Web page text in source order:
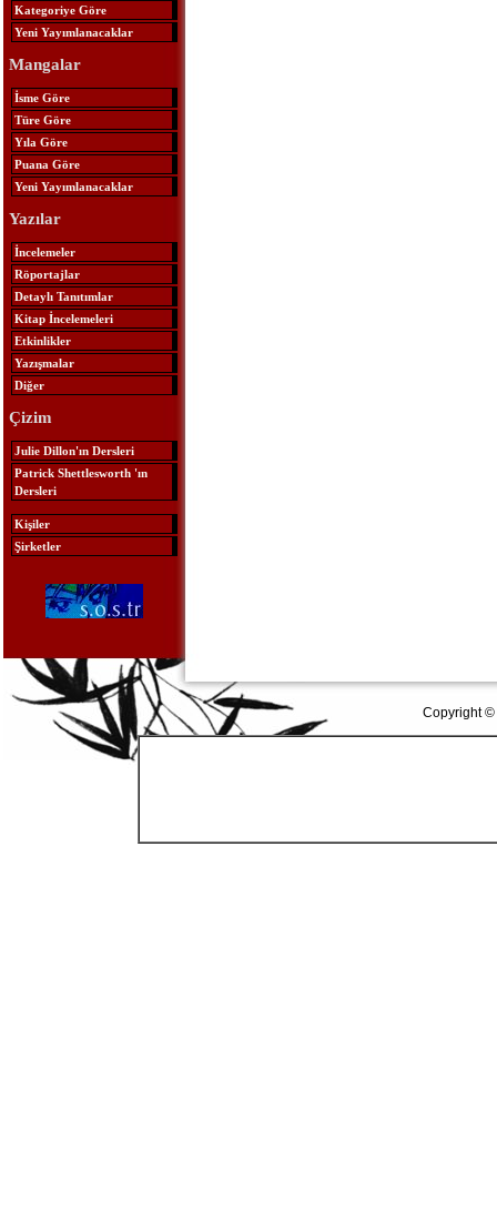
Kategoriye Göre
Yeni Yayımlanacaklar
Mangalar
İsme Göre
Türe Göre
Yıla Göre
Puana Göre
Yeni Yayımlanacaklar
Yazılar
İncelemeler
Röportajlar
Detaylı Tanıtımlar
Kitap İncelemeleri
Etkinlikler
Yazışmalar
Diğer
Çizim
Julie Dillon'ın Dersleri
Patrick Shettlesworth 'ın
Dersleri
Kişiler
Şirketler
Copyright ©